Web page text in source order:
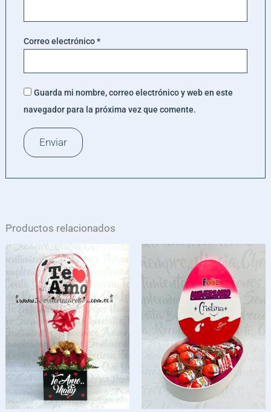
Correo electrónico*
Guarda mi nombre, correo electrónico y web en este
navegador para la próxima vez que comente.
Productos relacionados